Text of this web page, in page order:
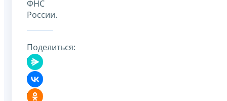
ФНС
России.
Поделиться: